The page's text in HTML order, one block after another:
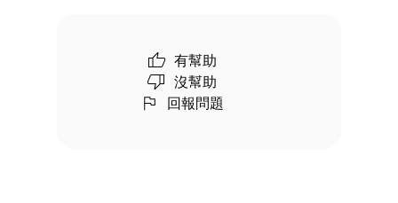
有幫助
沒幫助
回報問題